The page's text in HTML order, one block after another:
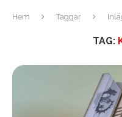
Hem Taggar
TAG: